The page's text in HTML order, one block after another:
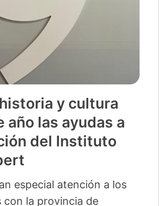
500» con
13 pequeños
de este ciclo del Instituto
Juan Gil-Albert
en Camp de Mirra